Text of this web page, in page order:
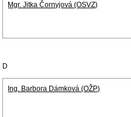
Mgr. Jitka Čornyjová (OSVZ)
D
Ing. Barbora Dámková (OŽP)